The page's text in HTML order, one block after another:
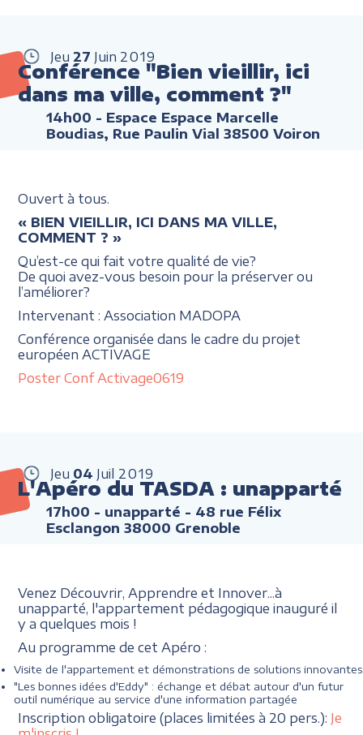
Jeu 27 Juin 2019
Conférence "Bien vieillir, ici
dans ma ville, comment ?"
14h00 - Espace Espace Marcelle
Boudias, Rue Paulin Vial 38500 Voiron
Ouvert à tous.
« BIEN VIEILLIR, ICI DANS MA VILLE,
COMMENT ? »
Qu’est-ce qui fait votre qualité de vie?
De quoi avez-vous besoin pour la préserver ou
l’améliorer?
Intervenant : Association MADOPA
Conférence organisée dans le cadre du projet
européen ACTIVAGE
Poster Conf Activage0619
Jeu 04 Juil 2019
L'Apéro du TASDA : unapparté
17h00 - unapparté - 48 rue Félix
Esclangon 38000 Grenoble
Venez Découvrir, Apprendre et Innover...à
unapparté, l'appartement pédagogique inauguré il
y a quelques mois !
Au programme de cet Apéro :
Visite de l'appartement et démonstrations de solutions innovantes
"Les bonnes idées d'Eddy" : échange et débat autour d'un futur
outil numérique au service d'une information partagée
Inscription obligatoire (places limitées à 20 pers.): Je